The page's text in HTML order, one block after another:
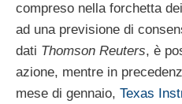
compreso nella forchetta
ad una previsione di
dati Thomson Reuters, è
azione, mentre in
mese di gennaio, Texas